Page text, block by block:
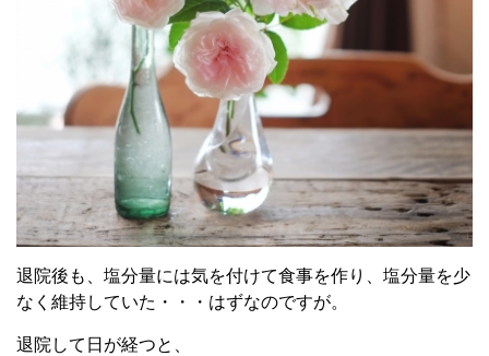
退院後も、塩分量には気を付けて食事を作り、塩分量を少
なく維持していた・・・はずなのですが。
退院して日が経つと、